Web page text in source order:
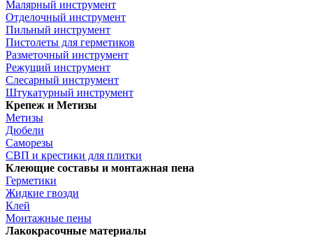
Малярный инструмент
Отделочный инструмент
Пильный инструмент
Пистолеты для герметиков
Разметочный инструмент
Режущий инструмент
Слесарный инструмент
Штукатурный инструмент
Крепеж и Метизы
Метизы
Дюбели
Саморезы
СВП и крестики для плитки
Клеющие составы и монтажная пена
Герметики
Жидкие гвозди
Клей
Монтажные пены
Лакокрасочные материалы